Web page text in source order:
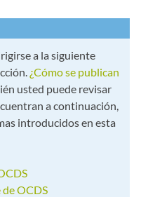
a la siguiente
¿Cómo se publican
usted puede revisar
a continuación,
introducidos en esta
OCDS